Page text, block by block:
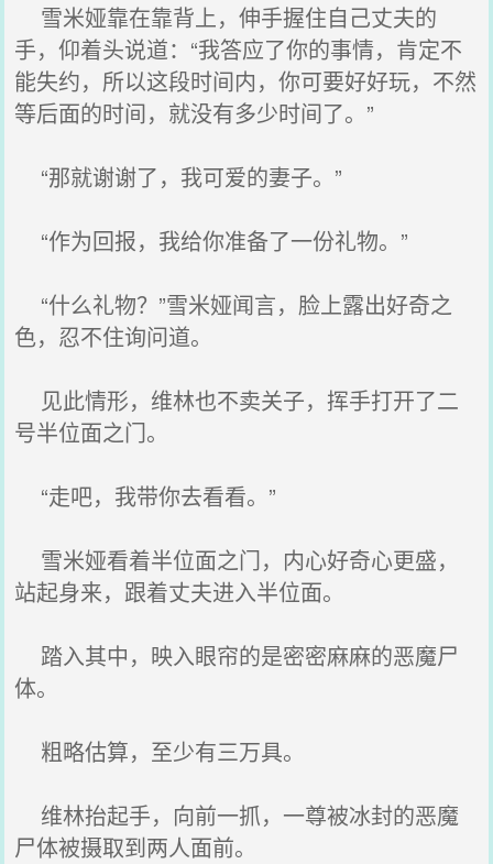
雪米娅靠在靠背上，伸手握住自己丈夫的
手，仰着头说道：“我答应了你的事情，肯定不
能失约，所以这段时间内，你可要好好玩，不然
等后面的时间，就没有多少时间了。”
“那就谢谢了，我可爱的妻子。”
“作为回报，我给你准备了一份礼物。”
“什么礼物？”雪米娅闻言，脸上露出好奇之
色，忍不住询问道。
见此情形，维林也不卖关子，挥手打开了二
号半位面之门。
“走吧，我带你去看看。”
雪米娅看着半位面之门，内心好奇心更盛，
站起身来，跟着丈夫进入半位面。
踏入其中，映入眼帘的是密密麻麻的恶魔尸
体。
粗略估算，至少有三万具。
维林抬起手，向前一抓，一尊被冰封的恶魔
尸体被摄取到两人面前。